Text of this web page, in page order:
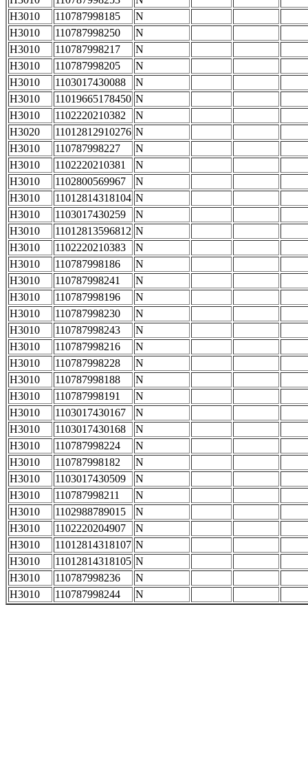
H3010
110787998185
N
H3010
110787998250
N
H3010
110787998217
N
H3010
110787998205
N
H3010
1103017430088
N
H3010
11019665178450 N
H3010
1102220210382
N
H3020
11012812910276 N
H3010
110787998227
N
H3010
1102220210381
N
H3010
1102800569967
N
H3010
11012814318104 N
H3010
1103017430259
N
H3010
11012813596812 N
H3010
1102220210383
N
H3010
110787998186
N
H3010
110787998241
N
H3010
110787998196
N
H3010
110787998230
N
H3010
110787998243
N
H3010
110787998216
N
H3010
110787998228
N
H3010
110787998188
N
H3010
110787998191
N
H3010
1103017430167
N
H3010
1103017430168
N
H3010
110787998224
N
H3010
110787998182
N
H3010
1103017430509
N
H3010
110787998211
N
H3010
1102988789015
N
H3010
1102220204907
N
H3010
11012814318107 N
H3010
11012814318105 N
H3010
110787998236
N
H3010
110787998244 N